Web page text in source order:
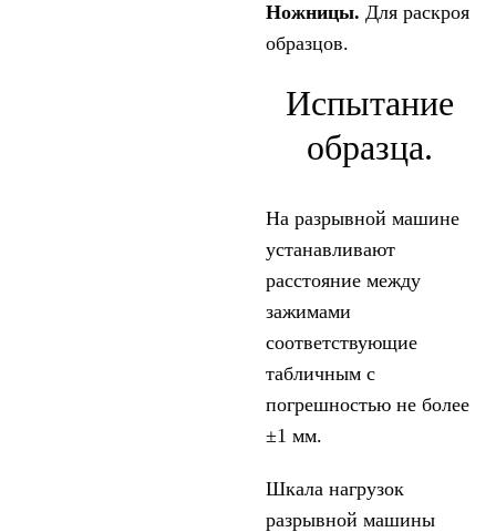
Ножницы. Для раскроя
образцов.
Испытание
образца.
На разрывной машине
устанавливают
расстояние между
зажимами
соответствующие
табличным с
погрешностью не более
±1 мм.
Шкала нагрузок
разрывной машины